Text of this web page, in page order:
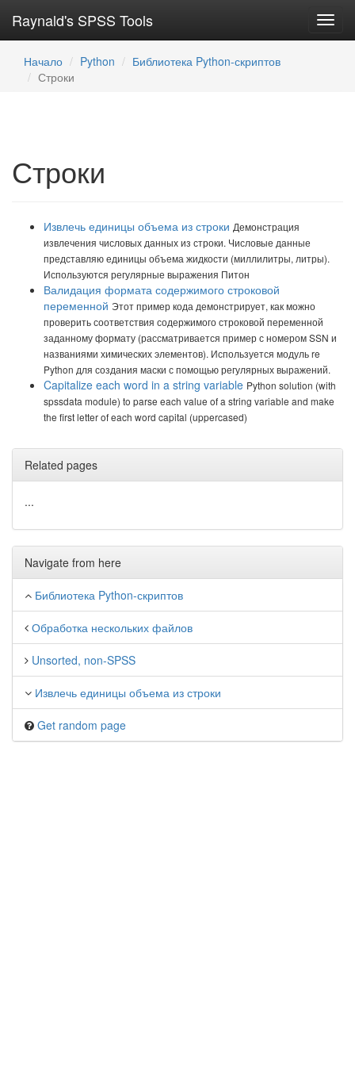
Raynald's SPSS Tools
Начало Python
Библиотека Python-скриптов
Строки
Строки
Извлечь единицы объема из строки Демонстрация
извлечения числовых данных из строки. Числовые данные
представляю единицы объема жидкости (миллилитры, литры).
Используются регулярные выражения Питон
Валидация формата содержимого строковой
переменной Этот пример кода демонстрирует, как можно
проверить соответствия содержимого строковой переменной
заданному формату (рассматривается пример с номером SSN и
названиями химических элементов). Используется модуль re
Python для создания маски с помощью регулярных выражений.
Capitalize each word in a string variable Python solution (with
spssdata module) to parse each value of a string variable and make
the first letter of each word capital (uppercased)
Related pages
...
Navigate from here
Библиотека Python-скриптов
Обработка нескольких файлов
Unsorted, non-SPSS
Извлечь единицы объема из строки
Get random page